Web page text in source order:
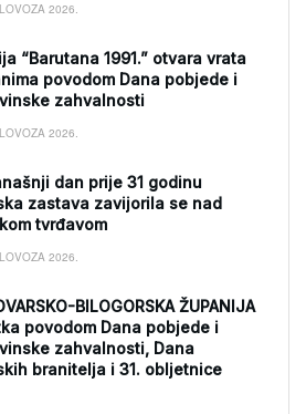
2026.
“Barutana 1991.” otvara vrata
povodom Dana pobjede i
zahvalnosti
2026.
dan prije 31 godinu
zastava zavijorila se nad
tvrđavom
2026.
BILOGORSKA ŽUPANIJA
povodom Dana pobjede i
zahvalnosti, Dana
branitelja i 31. obljetnice